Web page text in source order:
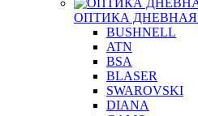
ОПТИКА ДНЕВНАЯ
BUSHNELL
ATN
BSA
BLASER
SWAROVSKI
DIANA